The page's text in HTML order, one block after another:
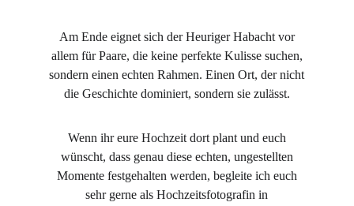
Am Ende eignet sich der Heuriger Habacht vor
allem für Paare, die keine perfekte Kulisse suchen,
sondern einen echten Rahmen. Einen Ort, der nicht
die Geschichte dominiert, sondern sie zulässt.
Wenn ihr eure Hochzeit dort plant und euch
wünscht, dass genau diese echten, ungestellten
Momente festgehalten werden, begleite ich euch
sehr gerne als Hochzeitsfotografin in